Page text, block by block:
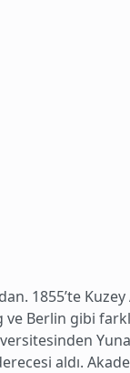
1855’te
ve Berlin gibi
aldı.